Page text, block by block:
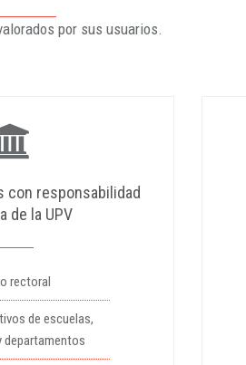
por sus usuarios.
con responsabilidad
de la UPV
rectoral
de escuelas,
departamentos